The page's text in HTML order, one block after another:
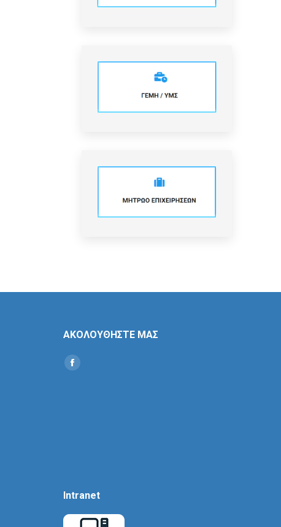
ΑΚΟΛΟΥΘΗΣΤΕ ΜΑΣ
Find us on:
Social
Intranet